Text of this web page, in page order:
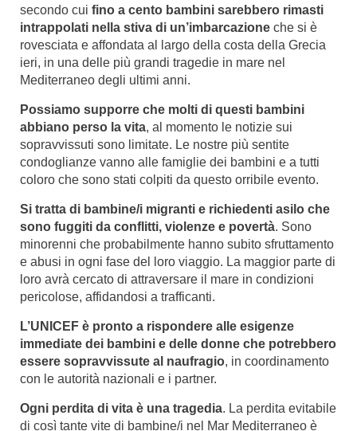
secondo cui fino a cento bambini sarebbero rimasti
intrappolati nella stiva di un’imbarcazione che si è
rovesciata e affondata al largo della costa della Grecia
ieri, in una delle più grandi tragedie in mare nel
Mediterraneo degli ultimi anni.
Possiamo supporre che molti di questi bambini
abbiano perso la vita, al momento le notizie sui
sopravvissuti sono limitate. Le nostre più sentite
condoglianze vanno alle famiglie dei bambini e a tutti
coloro che sono stati colpiti da questo orribile evento.
Si tratta di bambine/i migranti e richiedenti asilo che
sono fuggiti da conflitti, violenze e povertà. Sono
minorenni che probabilmente hanno subito sfruttamento
e abusi in ogni fase del loro viaggio. La maggior parte di
loro avrà cercato di attraversare il mare in condizioni
pericolose, affidandosi a trafficanti.
L’UNICEF è pronto a rispondere alle esigenze
immediate dei bambini e delle donne che potrebbero
essere sopravvissute al naufragio, in coordinamento
con le autorità nazionali e i partner.
Ogni perdita di vita è una tragedia. La perdita evitabile
di così tante vite di bambine/i nel Mar Mediterraneo è